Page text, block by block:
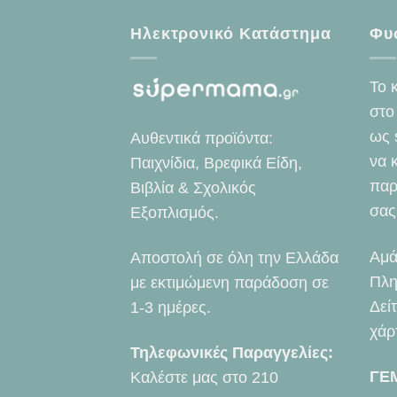
Ηλεκτρονικό Κατάστημα
Αυθεντικά προϊόντα:
Παιχνίδια, Βρεφικά Είδη,
Βιβλία & Σχολικός
Εξοπλισμός.
Αποστολή σε όλη την Ελλάδα
με εκτιμώμενη παράδοση σε
1-3 ημέρες.
Τηλεφωνικές Παραγγελίες:
Καλέστε μας στο 210
Το
στο
ως
να